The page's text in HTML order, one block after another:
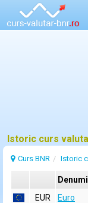
Istoric curs
Curs BNR Istoric
EUR
Euro